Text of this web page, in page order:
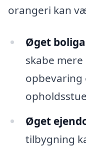
orangeri kan
Øget
skabe
opbevaring
Øget
tilbygning